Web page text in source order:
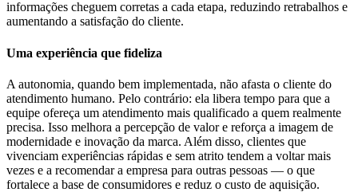
informações cheguem corretas a cada etapa, reduzindo retrabalhos e
aumentando a satisfação do cliente.
Uma experiência que fideliza
A autonomia, quando bem implementada, não afasta o cliente do
atendimento humano. Pelo contrário: ela libera tempo para que a
equipe ofereça um atendimento mais qualificado a quem realmente
precisa. Isso melhora a percepção de valor e reforça a imagem de
modernidade e inovação da marca. Além disso, clientes que
vivenciam experiências rápidas e sem atrito tendem a voltar mais
vezes e a recomendar a empresa para outras pessoas — o que
fortalece a base de consumidores e reduz o custo de aquisição.